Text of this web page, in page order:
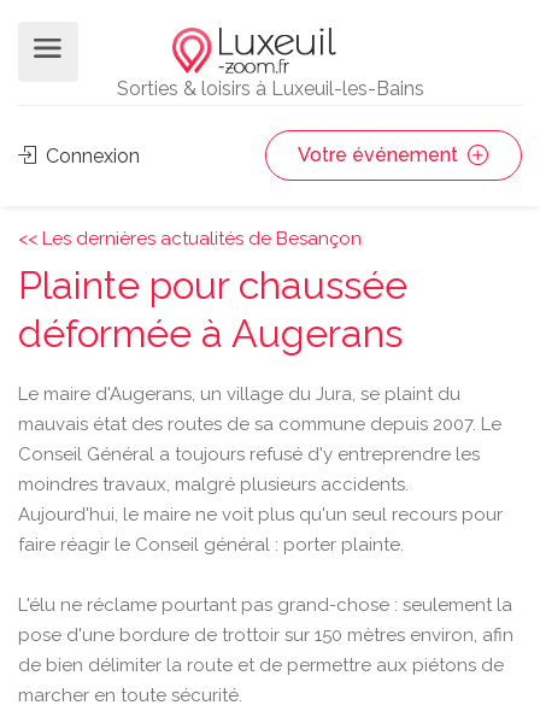
Sorties & loisirs à Luxeuil-les-Bains
Connexion Votre événement
<< Les dernières actualités de Besançon
Plainte pour chaussée
déformée à Augerans
Le maire d'Augerans, un village du Jura, se plaint du
mauvais état des routes de sa commune depuis 2007. Le
Conseil Général a toujours refusé d'y entreprendre les
moindres travaux, malgré plusieurs accidents.
Aujourd'hui, le maire ne voit plus qu'un seul recours pour
faire réagir le Conseil général : porter plainte.
L'élu ne réclame pourtant pas grand-chose : seulement la
pose d'une bordure de trottoir sur 150 mètres environ, afin
de bien délimiter la route et de permettre aux piétons de
marcher en toute sécurité.